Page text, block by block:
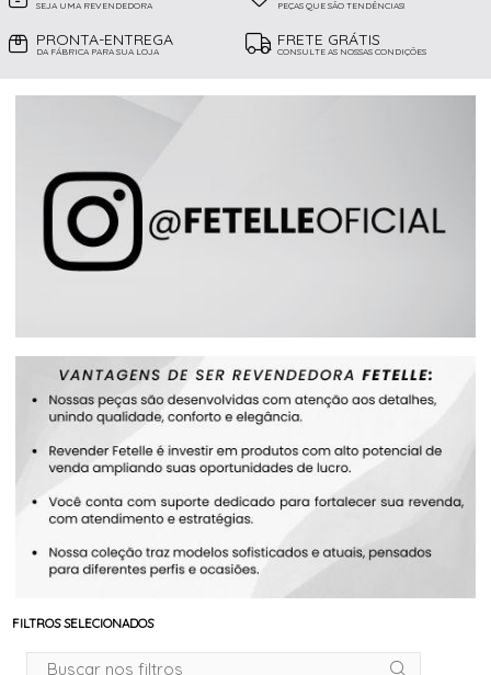
SEJA UMA REVENDEDORA PEÇAS QUE SÃO TENDÊNCIAS!
PRONTA-ENTREGA
DA FÁBRICA PARA SUA LOJA
FRETE GRÁTIS
CONSULTE AS NOSSAS CONDIÇÕES
FILTROS SELECIONADOS